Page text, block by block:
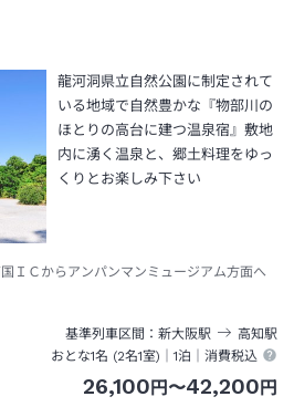
龍河洞県立自然公園に制定されて
いる地域で自然豊かな『物部川の
ほとりの高台に建つ温泉宿』敷地
内に湧く温泉と、郷土料理をゆっ
くりとお楽しみ下さい
ＩＣからアンパンマンミュージアム方面へ
基準列車区間 新大阪駅 高知駅
おとな1名 (2名1室)｜1泊 ｜消費税込
26,100円〜42,200円